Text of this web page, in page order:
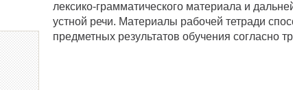
лексико-грамматического материала и
устной речи. Материалы рабочей тетради
предметных результатов обучения согласно